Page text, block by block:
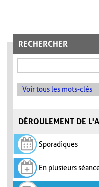
RECHERCHER
Voir tous les mots-clés
DÉROULEMENT DE
Sporadiques
En plusieurs